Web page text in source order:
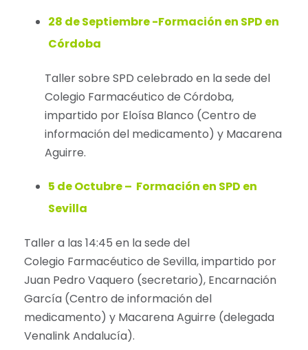
28 de Septiembre -Formación en SPD en
Córdoba
Taller sobre SPD celebrado en la sede del
Colegio Farmacéutico de Córdoba,
impartido por Eloísa Blanco (Centro de
información del medicamento) y Macarena
Aguirre.
5 de Octubre – Formación en SPD en
Sevilla
Taller a las 14:45 en la sede del
Colegio Farmacéutico de Sevilla, impartido por
Juan Pedro Vaquero (secretario), Encarnación
García (Centro de información del
medicamento) y Macarena Aguirre (delegada
Venalink Andalucía).